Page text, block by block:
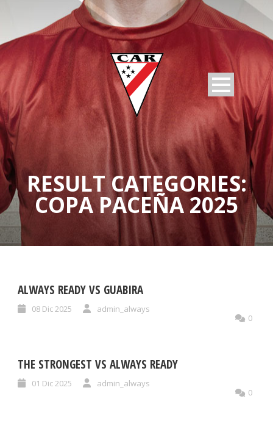
RESULT CATEGORIES:
COPA PACEÑA 2025
ALWAYS READY VS GUABIRA
08 Dic 2025
admin_always
0
THE STRONGEST VS ALWAYS READY
01 Dic 2025
admin_always
0